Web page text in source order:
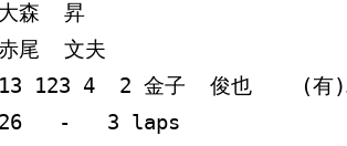
大森  昇
尾  文夫
13 123 4  2 金子  俊也    (有)パ
26   -   3 laps